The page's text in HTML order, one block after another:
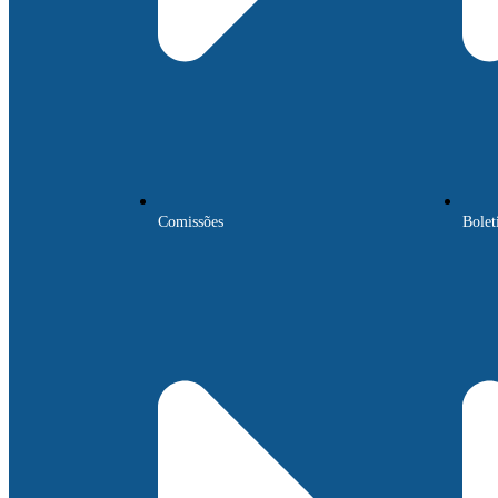
Comissões